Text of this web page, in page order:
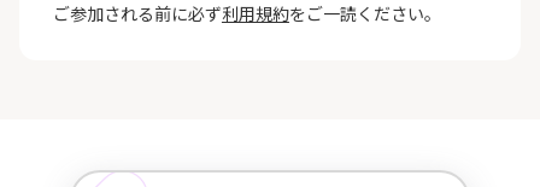
ご参加される前に必ず利用規約をご一読ください。